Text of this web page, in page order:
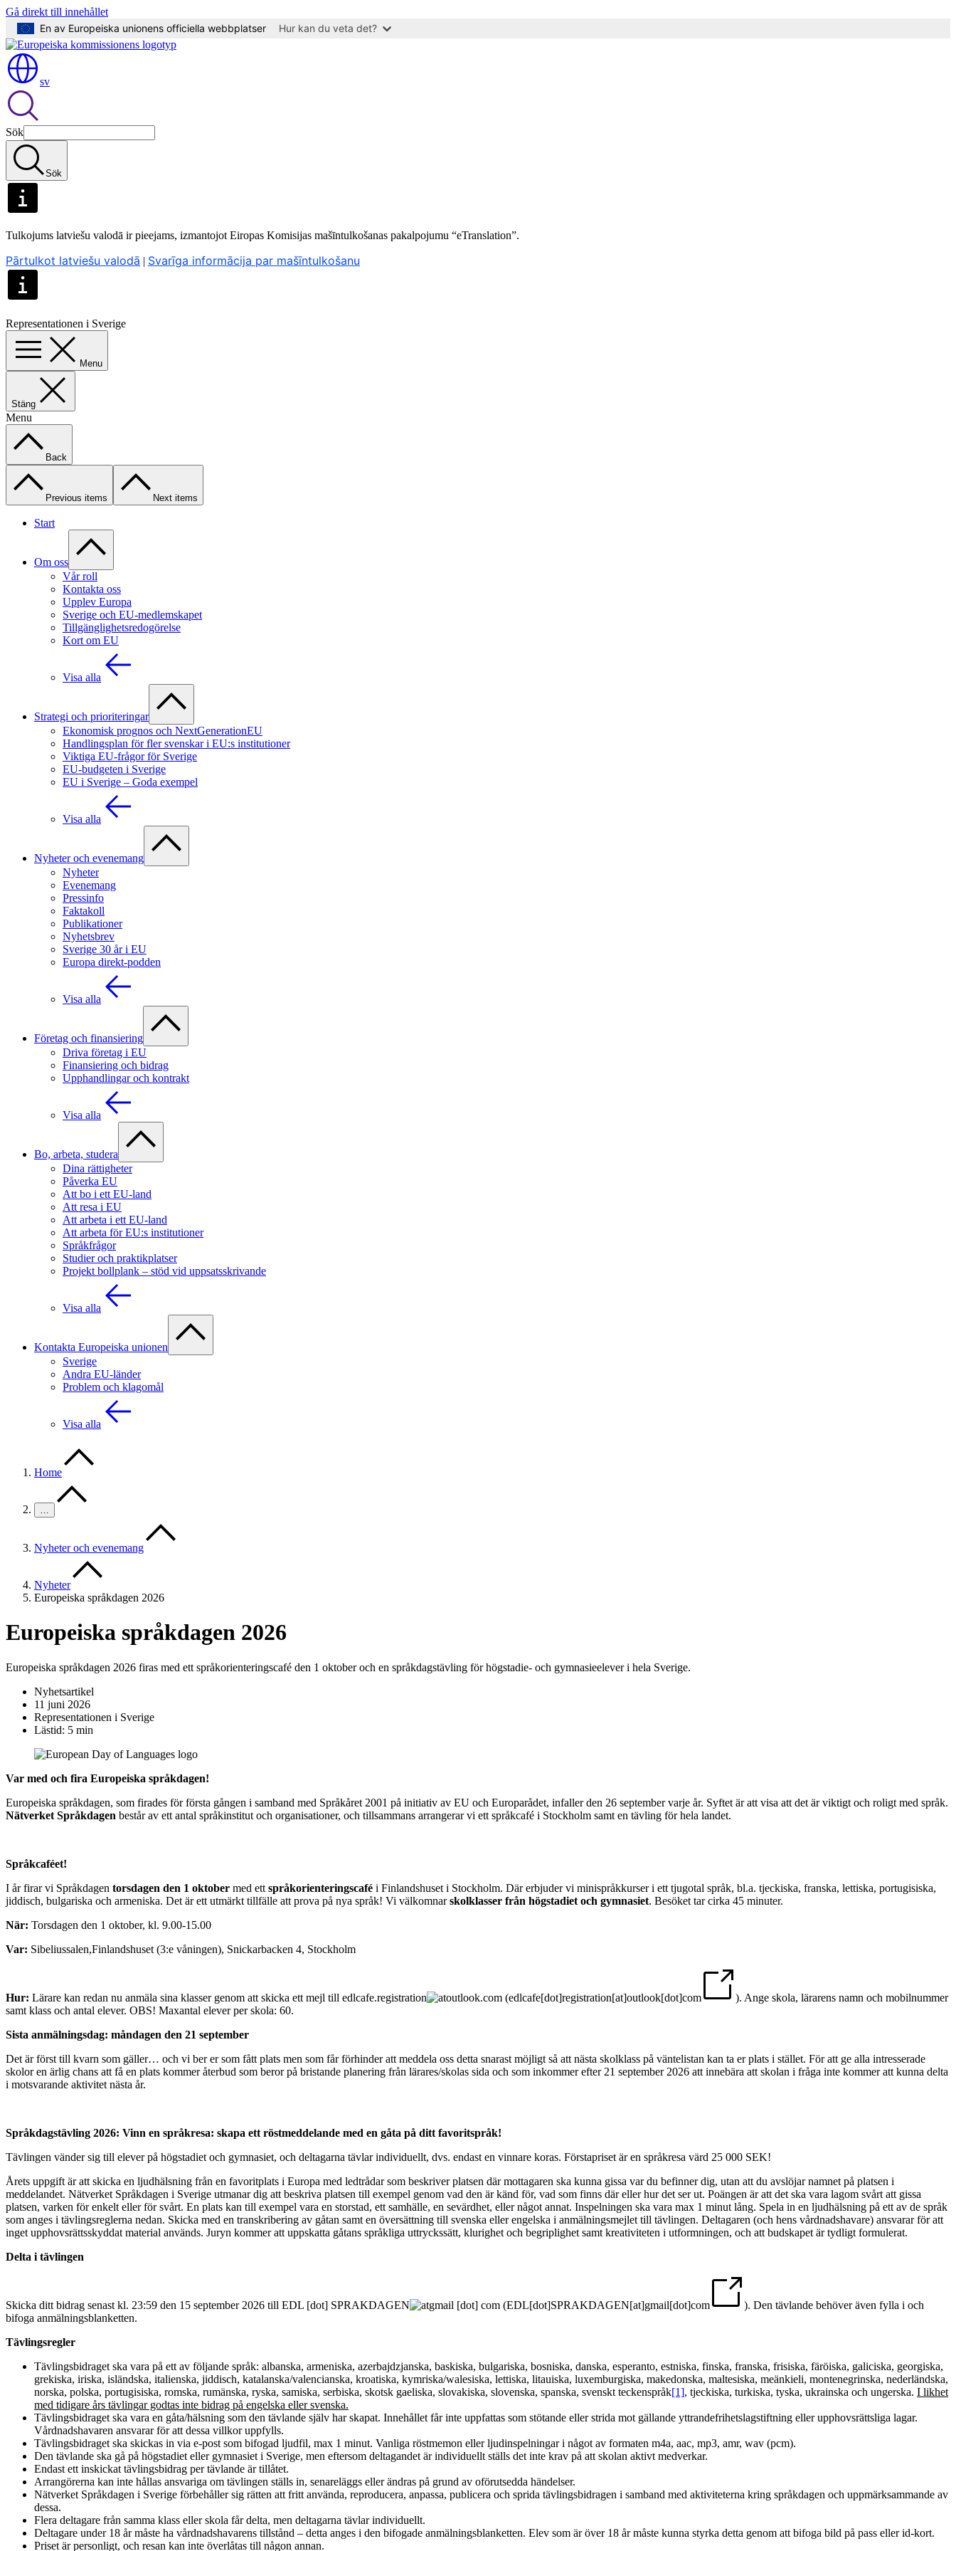
Gå direkt till innehållet
En av Europeiska unionens officiella webbplatser
Hur kan du veta det?
sv
Sök
Sök
Tulkojums latviešu valodā ir pieejams, izmantojot Eiropas Komisijas mašīntulkošanas pakalpojumu “eTranslation”.
Pārtulkot latviešu valodā | Svarīga informācija par mašīntulkošanu
Representationen i Sverige
Menu
Stäng
Menu
Back
Previous items Next items
Start
Om oss
Vår roll
Kontakta oss
Upplev Europa
Sverige och EU-medlemskapet
Tillgänglighetsredogörelse
Kort om EU
Visa alla
Strategi och prioriteringar
Ekonomisk prognos och NextGenerationEU
Handlingsplan för fler svenskar i EU:s institutioner
Viktiga EU-frågor för Sverige
EU-budgeten i Sverige
EU i Sverige – Goda exempel
Visa alla
Nyheter och evenemang
Nyheter
Evenemang
Pressinfo
Faktakoll
Publikationer
Nyhetsbrev
Sverige 30 år i EU
Europa direkt-podden
Visa alla
Företag och finansiering
Driva företag i EU
Finansiering och bidrag
Upphandlingar och kontrakt
Visa alla
Bo, arbeta, studera
Dina rättigheter
Påverka EU
Att bo i ett EU-land
Att resa i EU
Att arbeta i ett EU-land
Att arbeta för EU:s institutioner
Språkfrågor
Studier och praktikplatser
Projekt bollplank – stöd vid uppsatsskrivande
Visa alla
Kontakta Europeiska unionen
Sverige
Andra EU-länder
Problem och klagomål
Visa alla
Home
…
Nyheter och evenemang
Nyheter
Europeiska språkdagen 2026
Europeiska språkdagen 2026
Europeiska språkdagen 2026 firas med ett språkorienteringscafé den 1 oktober och en språkdagstävling för högstadie- och gymnasieelever i hela Sverige.
Nyhetsartikel
11 juni 2026
Representationen i Sverige
Lästid: 5 min
Var med och fira Europeiska språkdagen!
Europeiska språkdagen, som firades för första gången i samband med Språkåret 2001 på initiativ av EU och Europarådet, infaller den 26 september varje år. Syftet är att visa att det är viktigt och roligt med språk.
Nätverket Språkdagen består av ett antal språkinstitut och organisationer, och tillsammans arrangerar vi ett språkcafé i Stockholm samt en tävling för hela landet.
Språkcaféet!
I år firar vi Språkdagen torsdagen den 1 oktober med ett språkorienteringscafé i Finlandshuset i Stockholm. Där erbjuder vi minispråkkurser i ett tjugotal språk, bl.a. tjeckiska, franska, lettiska, portugisiska,
jiddisch, bulgariska och armeniska. Det är ett utmärkt tillfälle att prova på nya språk! Vi välkomnarskolklasser från högstadiet och gymnasiet. Besöket tar cirka 45 minuter.
När: Torsdagen den 1 oktober, kl. 9.00-15.00
Var: Sibeliussalen,Finlandshuset (3:e våningen), Snickarbacken 4, Stockholm
Hur: Lärare kan redan nu anmäla sina klasser genom att skicka ett mejl till edlcafe.registration outlook.com (edlcafe[dot]registration[at]outlook[dot]com ). Ange skola, lärarens namn och mobilnummer
samt klass och antal elever. OBS! Maxantal elever per skola: 60.
Sista anmälningsdag: måndagen den 21 september
Det är först till kvarn som gäller… och vi ber er som fått plats men som får förhinder att meddela oss detta snarast möjligt så att nästa skolklass på väntelistan kan ta er plats i stället. För att ge alla intresserade
skolor en ärlig chans att få en plats kommer återbud som beror på bristande planering från lärares/skolas sida och som inkommer efter 21 september 2026 att innebära att skolan i fråga inte kommer att kunna delta
i motsvarande aktivitet nästa år.
Språkdagstävling 2026: Vinn en språkresa: skapa ett röstmeddelande med en gåta på ditt favoritspråk!
Tävlingen vänder sig till elever på högstadiet och gymnasiet, och deltagarna tävlar individuellt, dvs. endast en vinnare koras. Förstapriset är en språkresa värd 25 000 SEK!
Årets uppgift är att skicka en ljudhälsning från en favoritplats i Europa med ledtrådar som beskriver platsen där mottagaren ska kunna gissa var du befinner dig, utan att du avslöjar namnet på platsen i
meddelandet. Nätverket Språkdagen i Sverige utmanar dig att beskriva platsen till exempel genom vad den är känd för, vad som finns där eller hur det ser ut. Poängen är att det ska vara lagom svårt att gissa
platsen, varken för enkelt eller för svårt. En plats kan till exempel vara en storstad, ett samhälle, en sevärdhet, eller något annat. Inspelningen ska vara max 1 minut lång. Spela in en ljudhälsning på ett av de språk
som anges i tävlingsreglerna nedan. Skicka med en transkribering av gåtan samt en översättning till svenska eller engelska i anmälningsmejlet till tävlingen. Deltagaren (och hens vårdnadshavare) ansvarar för att
inget upphovsrättsskyddat material används. Juryn kommer att uppskatta gåtans språkliga uttryckssätt, klurighet och begriplighet samt kreativiteten i utformningen, och att budskapet är tydligt formulerat.
Delta i tävlingen
Skicka ditt bidrag senast kl. 23:59 den 15 september 2026 till EDL [dot] SPRAKDAGEN gmail [dot] com (EDL[dot]SPRAKDAGEN[at]gmail[dot]com ). Den tävlande behöver även fylla i och
bifoga anmälningsblanketten.
Tävlingsregler
Tävlingsbidraget ska vara på ett av följande språk: albanska, armeniska, azerbajdzjanska, baskiska, bulgariska, bosniska, danska, esperanto, estniska, finska, franska, frisiska, färöiska, galiciska, georgiska,
grekiska, iriska, isländska, italienska, jiddisch, katalanska/valencianska, kroatiska, kymriska/walesiska, lettiska, litauiska, luxemburgiska, makedonska, maltesiska, meänkieli, montenegrinska, nederländska,
norska, polska, portugisiska, romska, rumänska, ryska, samiska, serbiska, skotsk gaeliska, slovakiska, slovenska, spanska, svenskt teckenspråk[1], tjeckiska, turkiska, tyska, ukrainska och ungerska. I likhet
med tidigare års tävlingar godtas inte bidrag på engelska eller svenska.
Tävlingsbidraget ska vara en gåta/hälsning som den tävlande själv har skapat. Innehållet får inte uppfattas som stötande eller strida mot gällande yttrandefrihetslagstiftning eller upphovsrättsliga lagar.
Vårdnadshavaren ansvarar för att dessa villkor uppfylls.
Tävlingsbidraget ska skickas in via e-post som bifogad ljudfil, max 1 minut. Vanliga röstmemon eller ljudinspelningar i något av formaten m4a, aac, mp3, amr, wav (pcm).
Den tävlande ska gå på högstadiet eller gymnasiet i Sverige, men eftersom deltagandet är individuellt ställs det inte krav på att skolan aktivt medverkar.
Endast ett inskickat tävlingsbidrag per tävlande är tillåtet.
Arrangörerna kan inte hållas ansvariga om tävlingen ställs in, senareläggs eller ändras på grund av oförutsedda händelser.
Nätverket Språkdagen i Sverige förbehåller sig rätten att fritt använda, reproducera, anpassa, publicera och sprida tävlingsbidragen i samband med aktiviteterna kring språkdagen och uppmärksammande av
dessa.
Flera deltagare från samma klass eller skola får delta, men deltagarna tävlar individuellt.
Deltagare under 18 år måste ha vårdnadshavarens tillstånd – detta anges i den bifogade anmälningsblanketten. Elev som är över 18 år måste kunna styrka detta genom att bifoga bild på pass eller id-kort.
Priset är personligt, och resan kan inte överlåtas till någon annan.